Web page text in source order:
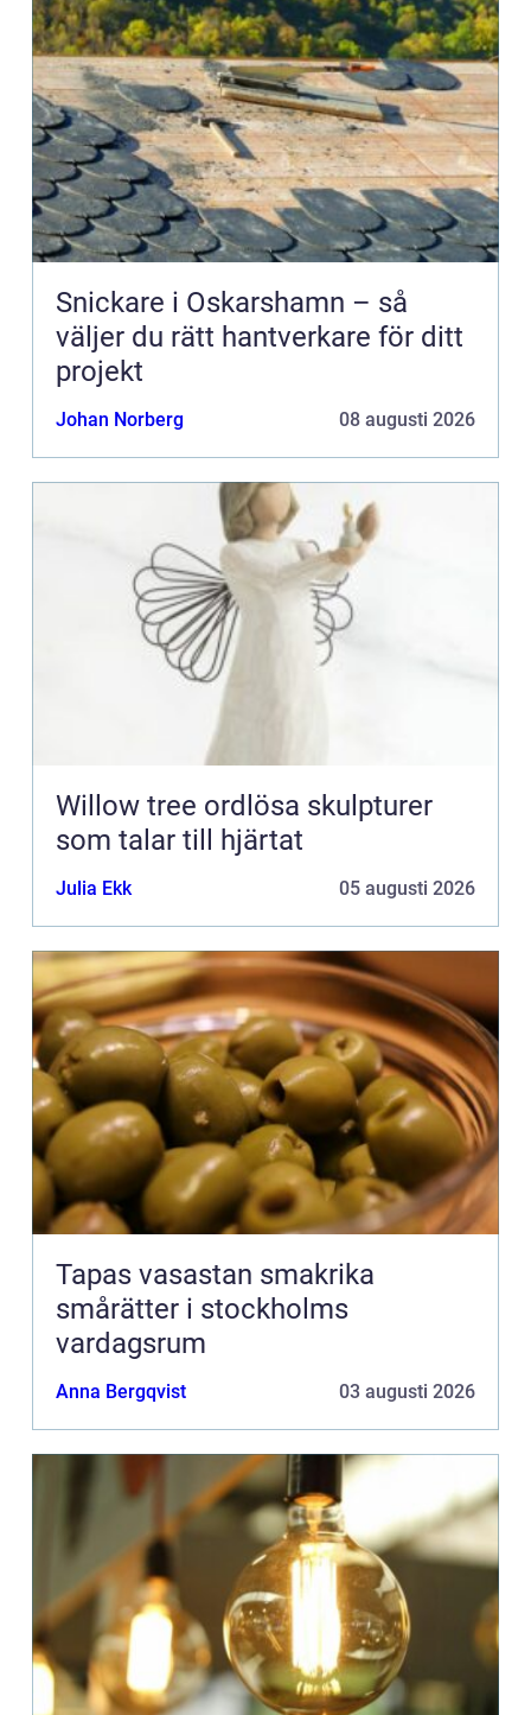
Snickare i Oskarshamn – så
väljer du rätt hantverkare för ditt
projekt
Johan Norberg 08 augusti 2026
Willow tree ordlösa skulpturer
som talar till hjärtat
Julia Ekk 05 augusti 2026
Tapas vasastan smakrika
smårätter i stockholms
vardagsrum
Anna Bergqvist 03 augusti 2026